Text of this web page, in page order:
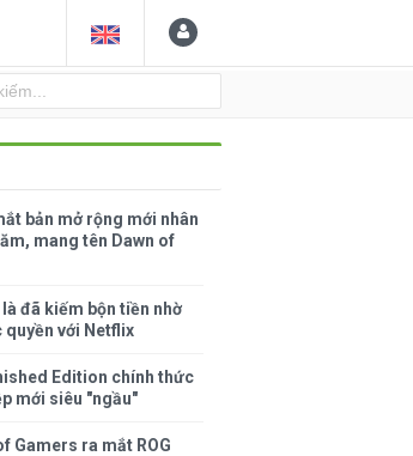
bản mở rộng mới nhân
mang tên Dawn of
đã kiếm bộn tiền nhờ
quyền với Netflix
Edition chính thức
mới siêu "ngầu"
Gamers ra mắt ROG